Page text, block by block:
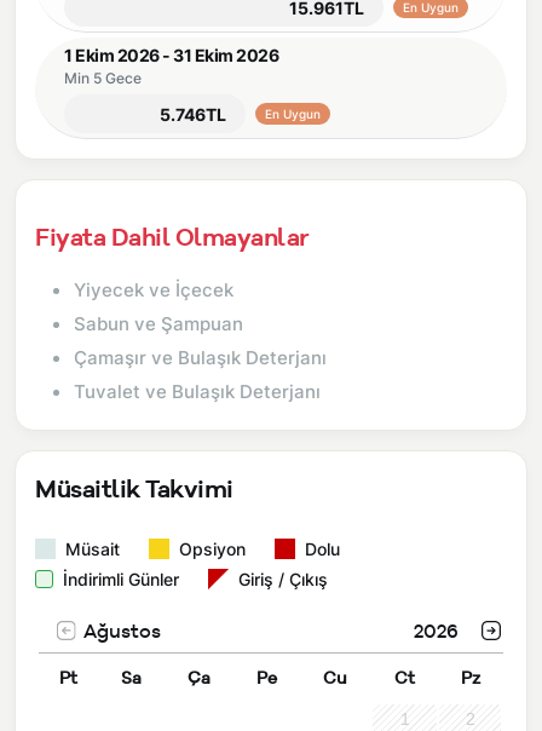
15.961TL En Uygun
1 Ekim 2026 - 31 Ekim 2026
Min 5 Gece
5.746TL En Uygun
Fiyata Dahil Olmayanlar
Yiyecek ve İçecek
Sabun ve Şampuan
Çamaşır ve Bulaşık Deterjanı
Tuvalet ve Bulaşık Deterjanı
Müsaitlik Takvimi
Müsait Opsiyon
Dolu
İndirimli Günler
Giriş / Çıkış
Ağustos 2026
Pt Sa Ça Pe Cu Ct Pz
1
2